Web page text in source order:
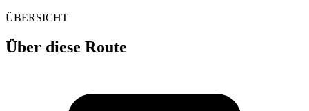
ÜBERSICHT
Über diese Route